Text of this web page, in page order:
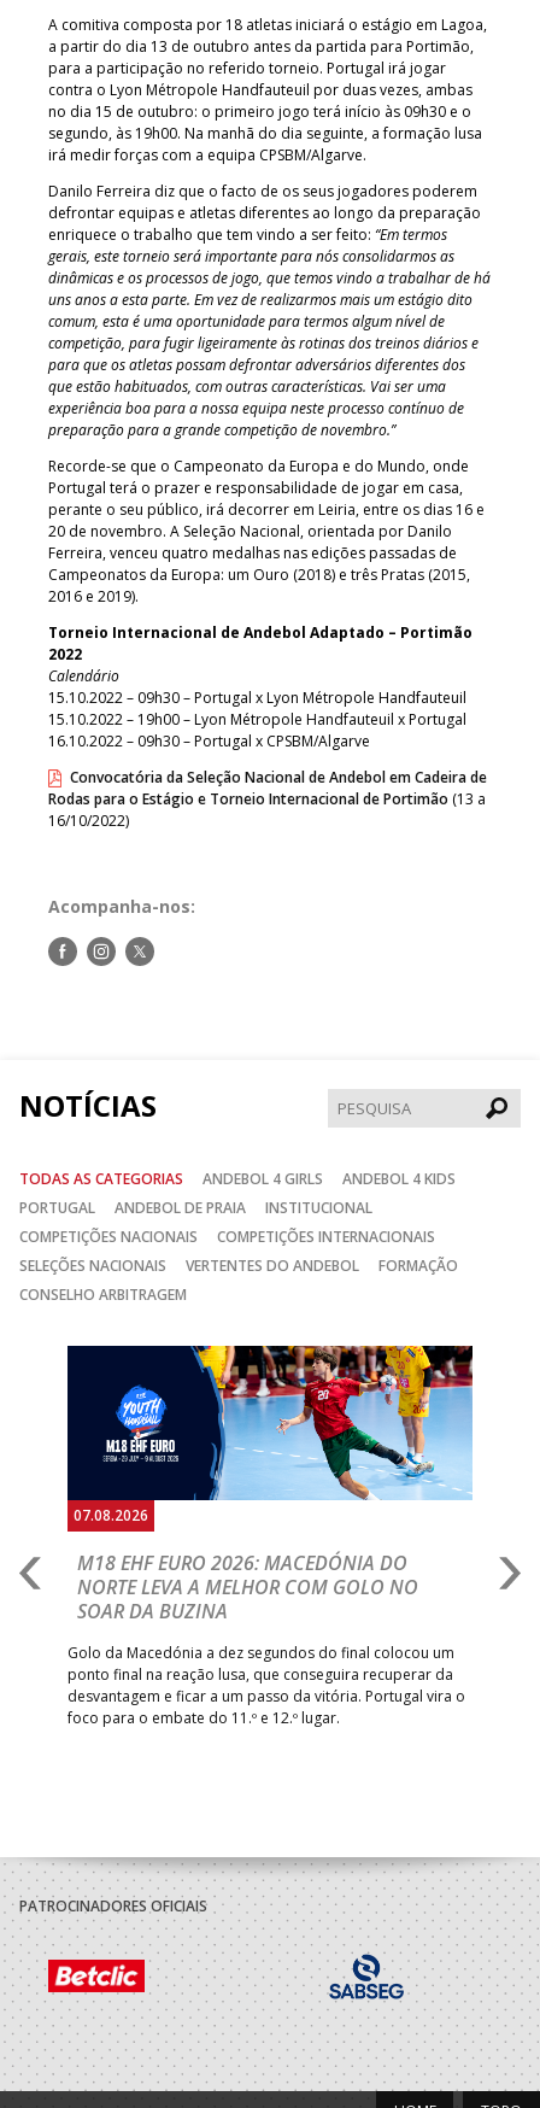
A comitiva composta por 18 atletas iniciará o estágio em Lagoa,
a partir do dia 13 de outubro antes da partida para Portimão,
para a participação no referido torneio. Portugal irá jogar
contra o Lyon Métropole Handfauteuil por duas vezes, ambas
no dia 15 de outubro: o primeiro jogo terá início às 09h30 e o
segundo, às 19h00. Na manhã do dia seguinte, a formação lusa
irá medir forças com a equipa CPSBM/Algarve.
Danilo Ferreira diz que o facto de os seus jogadores poderem
defrontar equipas e atletas diferentes ao longo da preparação
enriquece o trabalho que tem vindo a ser feito: “Em termos
gerais, este torneio será importante para nós consolidarmos as
dinâmicas e os processos de jogo, que temos vindo a trabalhar de há
uns anos a esta parte. Em vez de realizarmos mais um estágio dito
comum, esta é uma oportunidade para termos algum nível de
competição, para fugir ligeiramente às rotinas dos treinos diários e
para que os atletas possam defrontar adversários diferentes dos
que estão habituados, com outras características. Vai ser uma
experiência boa para a nossa equipa neste processo contínuo de
preparação para a grande competição de novembro.”
Recorde-se que o Campeonato da Europa e do Mundo, onde
Portugal terá o prazer e responsabilidade de jogar em casa,
perante o seu público, irá decorrer em Leiria, entre os dias 16 e
20 de novembro. A Seleção Nacional, orientada por Danilo
Ferreira, venceu quatro medalhas nas edições passadas de
Campeonatos da Europa: um Ouro (2018) e três Pratas (2015,
2016 e 2019).
Torneio Internacional de Andebol Adaptado – Portimão
2022
Calendário
15.10.2022 – 09h30 – Portugal x Lyon Métropole Handfauteuil
15.10.2022 – 19h00 – Lyon Métropole Handfauteuil x Portugal
16.10.2022 – 09h30 – Portugal x CPSBM/Algarve
Convocatória da Seleção Nacional de Andebol em Cadeira de
Rodas para o Estágio e Torneio Internacional de Portimão (13 a
16/10/2022)
Acompanha-nos:
Siga-Siga-Siga-
NOTÍCIAS
TODAS AS CATEGORIAS ANDEBOL 4 GIRLS
ANDEBOL 4 KIDS
PORTUGAL
ANDEBOL DE PRAIA
INSTITUCIONAL
COMPETIÇÕES NACIONAIS
COMPETIÇÕES INTERNACIONAIS
SELEÇÕES NACIONAIS
VERTENTES DO ANDEBOL
FORMAÇÃO
CONSELHO ARBITRAGEM
07.08.2026
M18 EHF EURO 2026: MACEDÓNIA DO
NORTE LEVA A MELHOR COM GOLO NO
SOAR DA BUZINA
Golo da Macedónia a dez segundos do final colocou um
ponto final na reação lusa, que conseguira recuperar da
desvantagem e ficar a um passo da vitória. Portugal vira o
foco para o embate do 11.º e 12.º lugar.
PATROCINADORES OFICIAIS